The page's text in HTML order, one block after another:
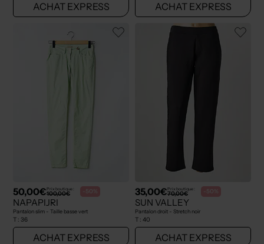
ACHAT EXPRESS ACHAT EXPRESS
50,00€Prix boutique :
100,00€ -50%
NAPAPIJRI
Pantalon slim - Taille basse vert
T : 36
ACHAT EXPRESS
35,00€Prix boutique :
70,00€ -50%
SUN VALLEY
Pantalon droit - Stretch noir
T : 40
ACHAT EXPRESS